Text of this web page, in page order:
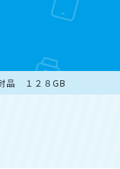
品 １２８GB